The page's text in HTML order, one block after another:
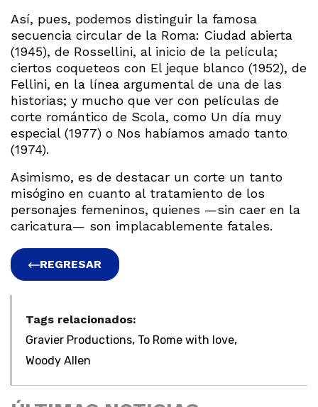
Así, pues, podemos distinguir la famosa
secuencia circular de la Roma: Ciudad abierta
(1945), de Rossellini, al inicio de la película;
ciertos coqueteos con El jeque blanco (1952), de
Fellini, en la línea argumental de una de las
historias; y mucho que ver con películas de
corte romántico de Scola, como Un día muy
especial (1977) o Nos habíamos amado tanto
(1974).
Asimismo, es de destacar un corte un tanto
misógino en cuanto al tratamiento de los
personajes femeninos, quienes —sin caer en la
caricatura— son implacablemente fatales.
REGRESAR
Tags relacionados:
Gravier Productions, To Rome with love,
Woody Allen